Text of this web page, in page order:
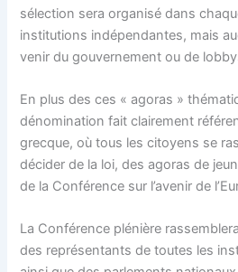
sélection sera organisé dans
institutions indépendantes, mais
venir du gouvernement ou de
En plus des ces « agoras »
dénomination fait clairement
grecque, où tous les citoyens se
décider de la loi, des agoras de
de la Conférence sur l’avenir de
La Conférence plénière
des représentants de toutes les